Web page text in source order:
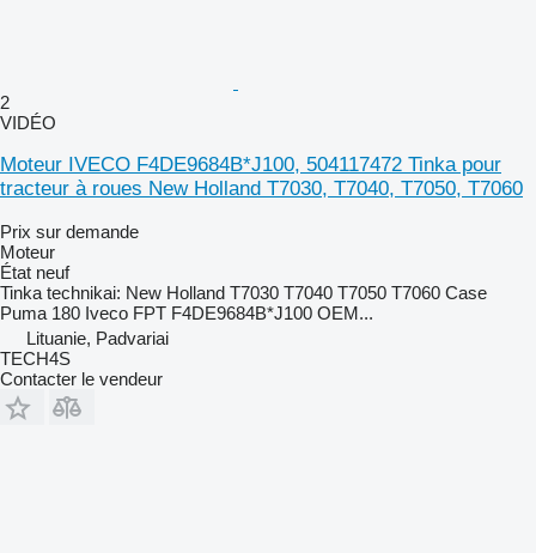
2
VIDÉO
Moteur IVECO F4DE9684B*J100, 504117472 Tinka pour
tracteur à roues New Holland T7030, T7040, T7050, T7060
Prix sur demande
Moteur
État neuf
Tinka technikai: New Holland T7030 T7040 T7050 T7060 Case
Puma 180 Iveco FPT F4DE9684B*J100 OEM...
Lituanie, Padvariai
TECH4S
Contacter le vendeur